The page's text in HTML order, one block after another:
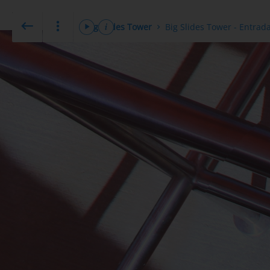
Big Slides Tower Big Slides Tower -